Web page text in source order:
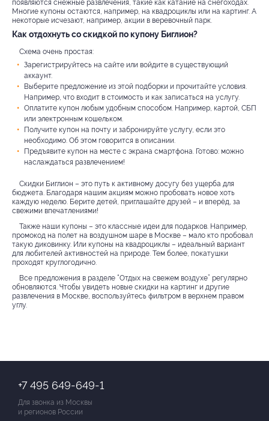
появляются снежные развлечения, такие как катание на снегоходах.
Многие купоны остаются, например, на квадроциклы или на картинг. А
некоторые исчезают, например, акции в веревочный парк.
Как отдохнуть со скидкой по купону Биглион?
Схема очень простая:
Зарегистрируйтесь на сайте или войдите в существующий
аккаунт.
Выберите предложение из этой подборки и прочитайте условия.
Например, что входит в стоимость и как записаться на услугу.
Оплатите купон любым удобным способом. Например, картой, СБП
или электронным кошельком.
Получите купон на почту и забронируйте услугу, если это
необходимо. Об этом говорится в описании.
Предъявите купон на месте с экрана смартфона. Готово: можно
наслаждаться развлечением!
Скидки Биглион – это путь к активному досугу без ущерба для
бюджета. Благодаря нашим акциям можно пробовать новое хоть
каждую неделю. Берите детей, приглашайте друзей – и вперёд, за
свежими впечатлениями!
Также наши купоны – это классные идеи для подарков. Например,
промокод на полет на воздушном шаре в Москве – мало кто пробовал
такую диковинку. Или купоны на квадроциклы – идеальный вариант
для любителей активностей на природе. Тем более, покатушки
проходят круглогодично.
Все предложения в разделе “Отдых на свежем воздухе” регулярно
обновляются. Чтобы увидеть новые скидки на картинг и другие
развлечения в Москве, воспользуйтесь фильтром в верхнем правом
углу.
+7 495 649-649-1
Для звонка из Москвы
и регионов России